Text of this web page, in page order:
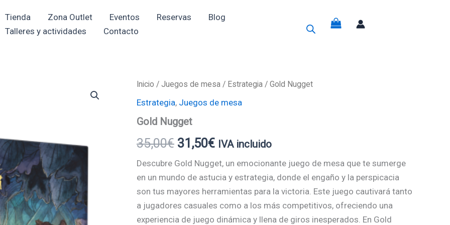
Tienda Zona Outlet Eventos Reservas
Blog
Talleres y actividades
Contacto
Inicio / Juegos de mesa / Estrategia / Gold Nugget
Estrategia, Juegos de mesa
Gold Nugget
35,00€
El
precio
original
era:
35,00€.
31,50€
El
precio
es:
31,50€.
IVA incluido
Descubre Gold Nugget, un emocionante juego de mesa que te sumerge
en un mundo de astucia y estrategia, donde el engaño y la perspicacia
son tus mayores herramientas para la victoria. Este juego cautivará tanto
a jugadores casuales como a los más competitivos, ofreciendo una
experiencia de juego dinámica y llena de giros inesperados. En Gold